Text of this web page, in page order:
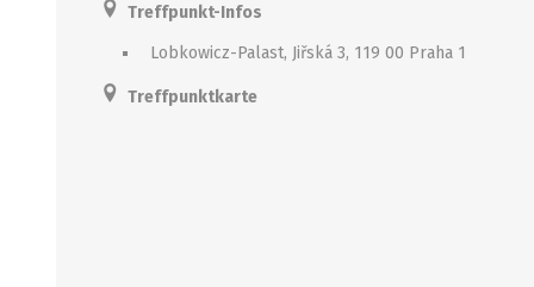
Treffpunkt-Infos
Lobkowicz-Palast, Jiřská 3, 119 00 Praha 1
Treffpunktkarte